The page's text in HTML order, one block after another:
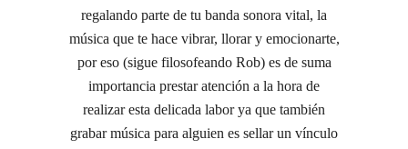
regalando parte de tu banda sonora vital, la
música que te hace vibrar, llorar y emocionarte,
por eso (sigue filosofeando Rob) es de suma
importancia prestar atención a la hora de
realizar esta delicada labor ya que también
grabar música para alguien es sellar un vínculo